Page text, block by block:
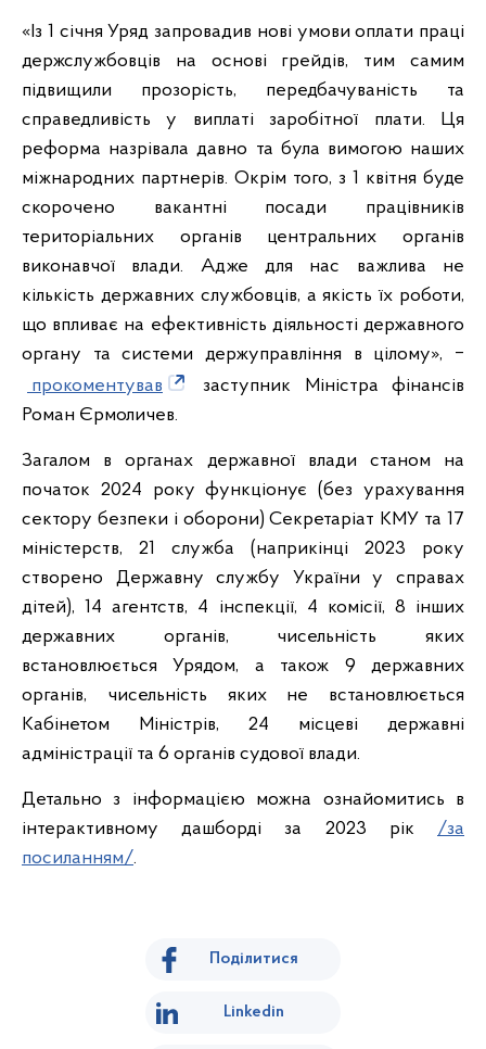
«Із 1 січня Уряд запровадив нові умови оплати праці
держслужбовців на основі грейдів, тим самим
підвищили прозорість, передбачуваність та
справедливість у виплаті заробітної плати. Ця
реформа назрівала давно та була вимогою наших
міжнародних партнерів. Окрім того, з 1 квітня буде
скорочено вакантні посади працівників
територіальних органів центральних органів
виконавчої влади. Адже для нас важлива не
кількість державних службовців, а якість їх роботи,
що впливає на ефективність діяльності державного
органу та системи держуправління в цілому», ‒
прокоментував
заступник Міністра фінансів
Роман Єрмоличев.
Загалом в органах державної влади станом на
початок 2024 року функціонує (без урахування
сектору безпеки і оборони) Секретаріат КМУ та 17
міністерств, 21 служба (наприкінці 2023 року
створено Державну службу України у справах
дітей), 14 агентств, 4 інспекції, 4 комісії, 8 інших
державних органів, чисельність яких
встановлюється Урядом, а також 9 державних
органів, чисельність яких не встановлюється
Кабінетом Міністрів, 24 місцеві державні
адміністрації та 6 органів судової влади.
Детально з інформацією можна ознайомитись в
інтерактивному дашборді за 2023 рік /за
посиланням/.
Поділитися
Linkedin